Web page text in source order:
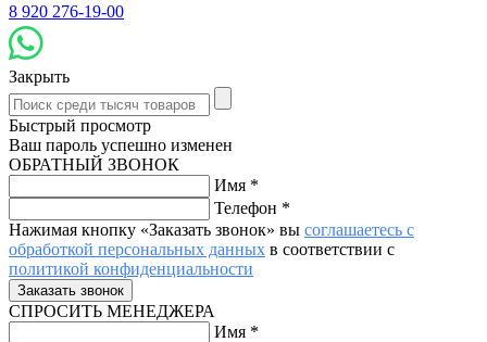
8 920 276-19-00
Закрыть
Быстрый просмотр
Ваш пароль успешно изменен
ОБРАТНЫЙ ЗВОНОК
Имя *
Телефон *
Нажимая кнопку «Заказать звонок» вы соглашаетесь с
обработкой персональных данных в соответствии с
политикой конфиденциальности
СПРОСИТЬ МЕНЕДЖЕРА
Имя *